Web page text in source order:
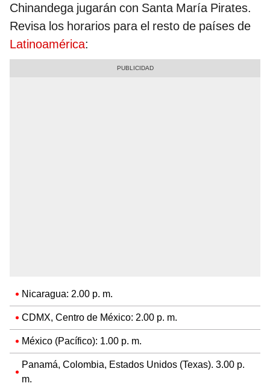
Chinandega jugarán con Santa María Pirates.
Revisa los horarios para el resto de países de
Latinoamérica:
Nicaragua: 2.00 p. m.
CDMX, Centro de México: 2.00 p. m.
México (Pacífico): 1.00 p. m.
Panamá, Colombia, Estados Unidos (Texas). 3.00 p.
m.